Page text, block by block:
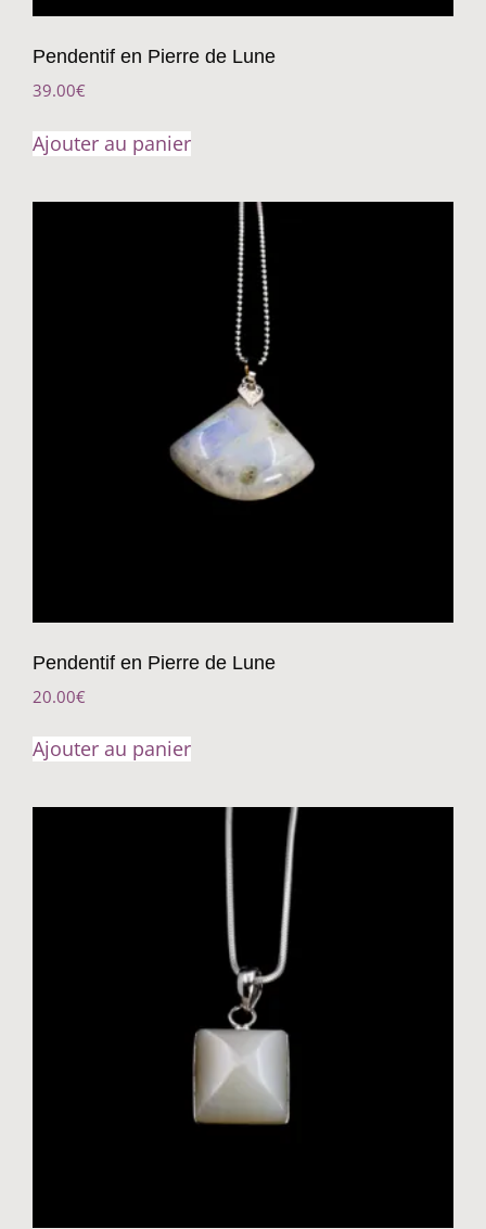
Pendentif en Pierre de Lune
39.00€
Ajouter au panier
Pendentif en Pierre de Lune
20.00€
Ajouter au panier